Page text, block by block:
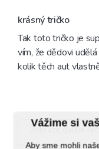
Vážime si
Aby sme mohli
krásný tričko
Tak toto tričko je
vím, že dědovi
kolik těch aut
Zobraziť ďalšie